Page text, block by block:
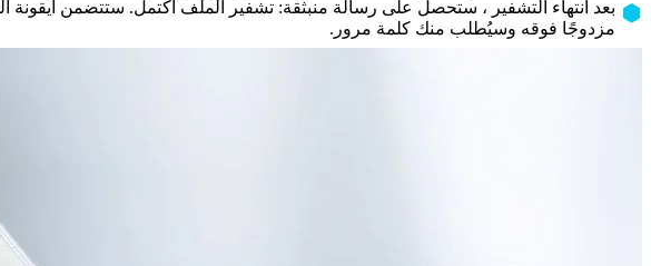
مزدوجًا فوقه وسيُطلب منك كلمة مرور.